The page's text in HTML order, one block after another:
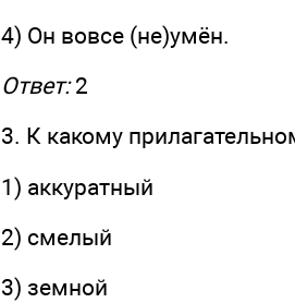
4) Он вовсе (не)умён.
Ответ:2
3. К какому
1) аккуратный
2) смелый
3) земной